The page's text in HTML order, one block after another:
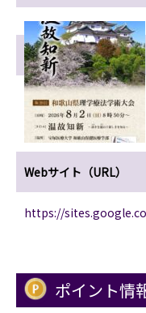
Webサイト（URL）
https://
ポイント情